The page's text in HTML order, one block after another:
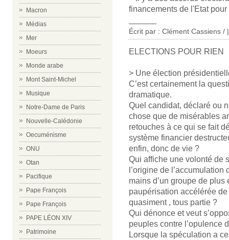
Macron
Médias
Mer
Moeurs
Monde arabe
Mont Saint-Michel
Musique
Notre-Dame de Paris
Nouvelle-Calédonie
Oecuménisme
ONU
Otan
Pacifique
Pape François
Pape François
PAPE LÉON XIV
Patrimoine
financements de l'Etat
Écrit par : Clément Cassiens /
ELECTIONS POUR RIEN
> Une élection
C’est certainement la
dramatique.
Quel candidat, déclaré ou
chose que de misérables
retouches à ce qui se fait
système financier
enfin, donc de vie ?
Qui affiche une volonté de
l’origine de
mains d’un groupe de
paupérisation accélérée
quasiment , tous partie ?
Qui dénonce et veut
peuples contre l’opulence
Lorsque la spéculation a